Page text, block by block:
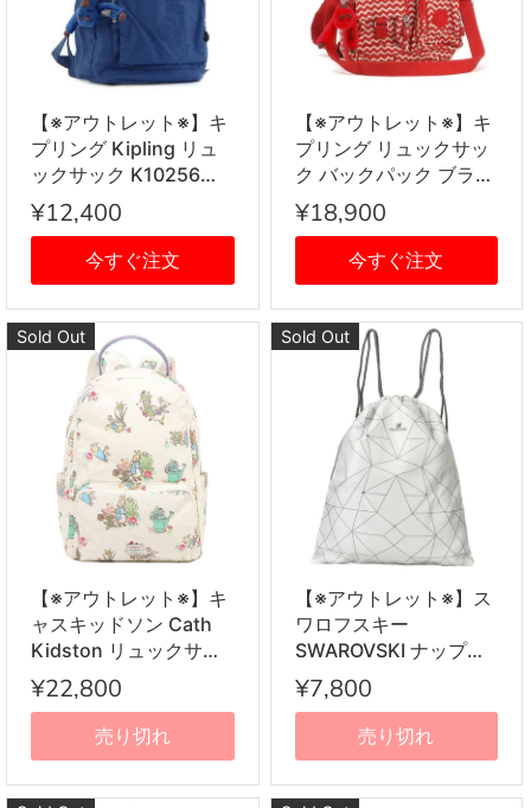
【※アウトレット※】キ
プリング Kipling リュ
ックサック K10256
10J CAMPANA カンパ
ーナ バックパック
COBALT BLUE ブルー
¥12,400
今すぐ注文
【※アウトレット※】キ
プリング リュックサッ
ク バックパック ブラン
ド 人気 旅行 トラベル
バッグ リュック おしゃ
れ 人気 ブランド
¥18,900
今すぐ注文
Sold Out
【※アウトレット※】キ
ャスキッドソン Cath
Kidston リュックサッ
ク 984348
105952717965102 ビ
アトリクス・ポター ピ
ーターラビット コラボ
バックパック クリーム
¥22,800
売り切れ
Sold Out
【※アウトレット※】ス
ワロフスキー
SWAROVSKI ナップサ
ック バックパック リュ
ックサック 5247188
DRAWSTRING BAG ド
ローストリング バッグ
ホワイト
¥7,800
売り切れ